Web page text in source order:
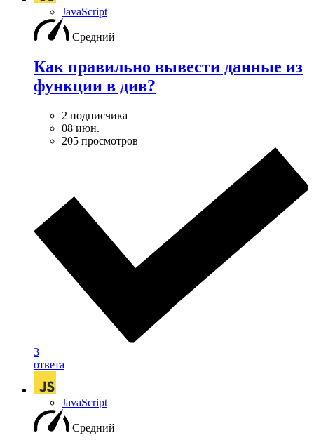
JavaScript
Средний
Как правильно вывести данные из
функции в див?
2 подписчика
08 июн.
205 просмотров
3
ответа
JavaScript
Средний